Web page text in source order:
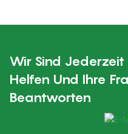
Wir Sind Jederzeit
Helfen Und Ihre
Beantworten